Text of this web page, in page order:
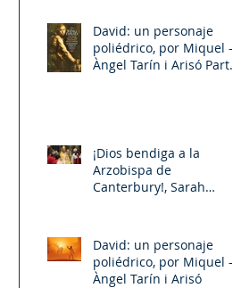
David: un personaje
poliédrico, por Miquel –
Àngel Tarín i Arisó Parte
¡Dios bendiga a la
Arzobispa de
Canterbury!, Sarah
David: un personaje
poliédrico, por Miquel –
Àngel Tarín i Arisó